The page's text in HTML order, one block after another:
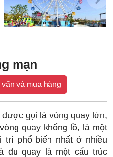
mạn
và mua hàng
được gọi là vòng quay lớn,
quay khổng lồ, là một
trí phổ biến nhất ở nhiều
đu quay là một cấu trúc